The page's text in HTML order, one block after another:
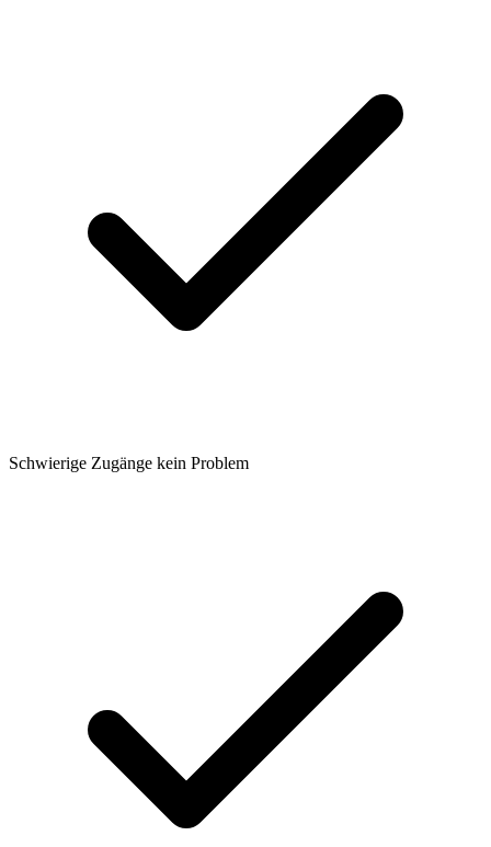
Schwierige Zugänge kein Problem